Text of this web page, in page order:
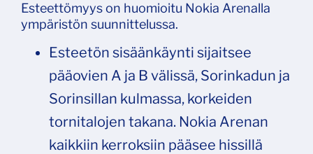
Esteettömyys on huomioitu Nokia Arenalla
ympäristön suunnittelussa.
Esteetön sisäänkäynti sijaitsee
pääovien A ja B välissä, Sorinkadun ja
Sorinsillan kulmassa, korkeiden
tornitalojen takana. Nokia Arenan
kaikkiin kerroksiin pääsee hissillä